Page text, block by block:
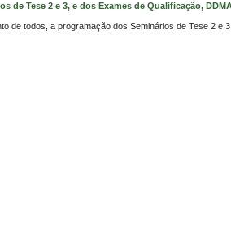
de Tese 2 e 3, e dos Exames de Qualificação,
de todos, a programação dos Seminários de Tese 2